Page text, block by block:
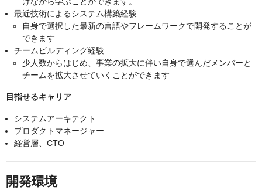
最近技術によるシステム構築経験
自身で選択した最新の言語やフレームワークで開発することが
できます
チームビルディング経験
少人数からはじめ、事業の拡大に伴い自身で選んだメンバーと
チームを拡大させていくことができます
目指せるキャリア
システムアーキテクト
プロダクトマネージャー
経営層、CTO
開発環境